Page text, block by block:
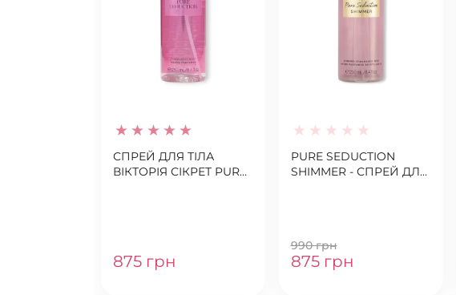
СПРЕЙ ДЛЯ ТІЛА
ВІКТОРІЯ СІКРЕТ PURE
875 грн
PURE SEDUCTION
SHIMMER - СПРЕЙ ДЛЯ
990 грн
875 грн